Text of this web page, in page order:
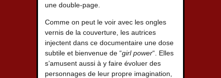
une double-page.
Comme on peut le voir avec les ongles
vernis de la couverture, les autrices
injectent dans ce documentaire une dose
subtile et bienvenue de “girl power“. Elles
s’amusent aussi à y faire évoluer des
personnages de leur propre imagination,